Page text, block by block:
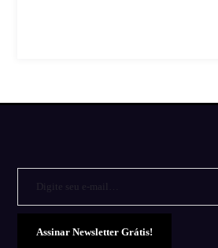
Digite seu e-mail…
Assinar Newsletter Grátis!